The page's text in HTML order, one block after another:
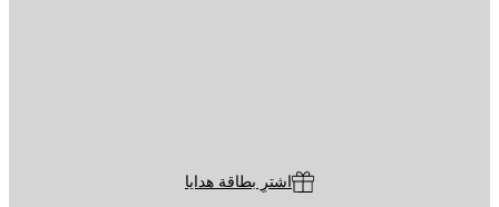
اشترِ بطاقة هدايا